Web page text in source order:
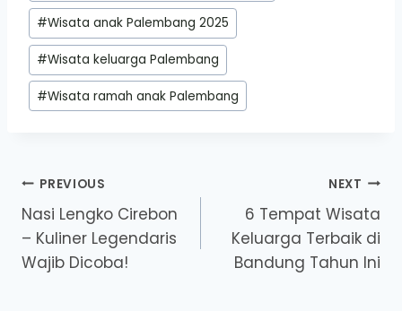
#Wisata anak Palembang 2025
#Wisata keluarga Palembang
#Wisata ramah anak Palembang
Post
navigation
PREVIOUS
Nasi Lengko Cirebon
– Kuliner Legendaris
Wajib Dicoba!
NEXT
6 Tempat Wisata
Keluarga Terbaik di
Bandung Tahun Ini